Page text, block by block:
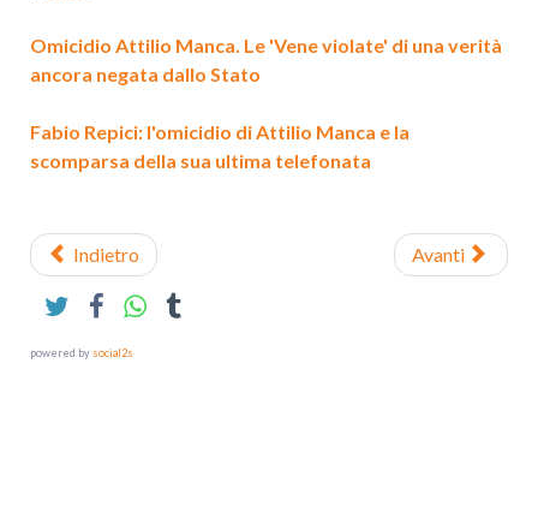
Omicidio Attilio Manca. Le 'Vene violate' di una verità
ancora negata dallo Stato
Fabio Repici: l'omicidio di Attilio Manca e la
scomparsa della sua ultima telefonata
Indietro Avanti
powered by social2s